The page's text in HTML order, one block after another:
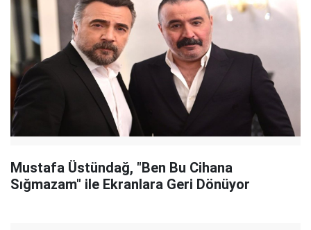
Mustafa Üstündağ, "Ben Bu Cihana
Sığmazam" ile Ekranlara Geri Dönüyor